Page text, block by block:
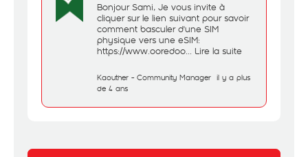
Bonjour Sami, Je vous invite à
cliquer sur le lien suivant pour savoir
comment basculer d'une SIM
physique vers une eSIM:
https://www.ooredoo... Lire la suite
Kaouther - Community Manager il y a plus
de 4 ans